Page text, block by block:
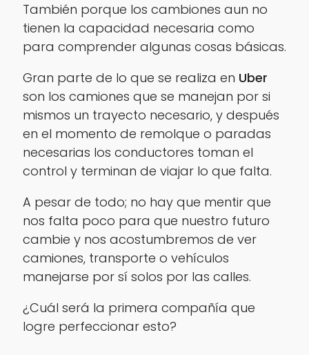
También porque los cambiones aun no
tienen la capacidad necesaria como
para comprender algunas cosas básicas.
Gran parte de lo que se realiza en Uber
son los camiones que se manejan por si
mismos un trayecto necesario, y después
en el momento de remolque o paradas
necesarias los conductores toman el
control y terminan de viajar lo que falta.
A pesar de todo; no hay que mentir que
nos falta poco para que nuestro futuro
cambie y nos acostumbremos de ver
camiones, transporte o vehículos
manejarse por sí solos por las calles.
¿Cuál será la primera compañía que
logre perfeccionar esto?